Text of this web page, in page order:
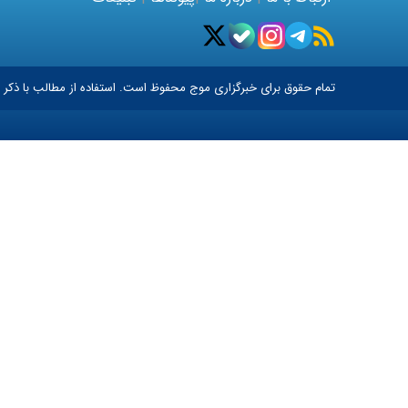
تمام حقوق برای خبرگزاری موج محفوظ است. استفاده از مطالب با ذکر